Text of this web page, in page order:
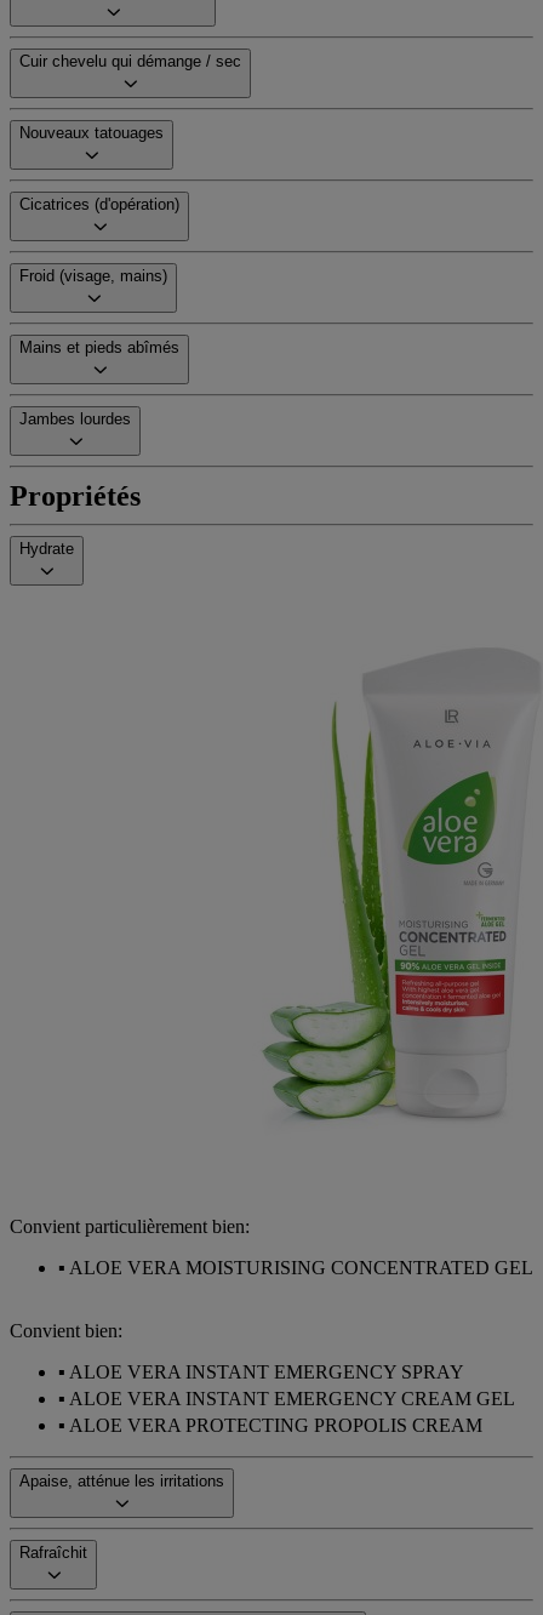
Cuir chevelu qui démange / sec
Nouveaux tatouages
Cicatrices (d'opération)
Froid (visage, mains)
Mains et pieds abîmés
Jambes lourdes
Propriétés
Hydrate
Convient particulièrement bien:
ALOE VERA MOISTURISING CONCENTRATED GEL
Convient bien:
ALOE VERA INSTANT EMERGENCY SPRAY
ALOE VERA INSTANT EMERGENCY CREAM GEL
ALOE VERA PROTECTING PROPOLIS CREAM
Apaise, atténue les irritations
Rafraîchit